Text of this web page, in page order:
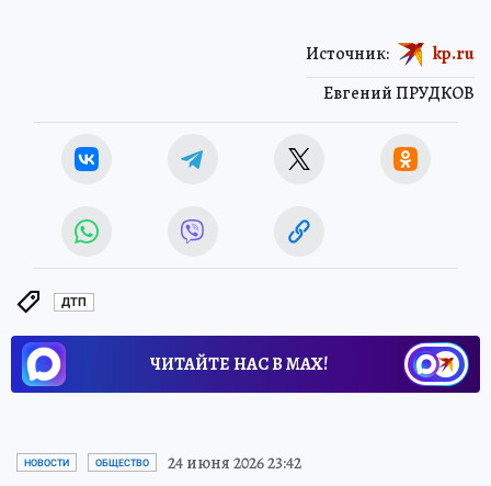
Евгений ПРУДКОВ
Источник: kp.ru
ДТП
ЧИТАЙТЕ НАС В МАХ!
НОВОСТИ ОБЩЕСТВО 24 июня 2026 23:42